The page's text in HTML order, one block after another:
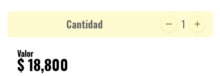
Cantidad 1
Valor
$ 18,800